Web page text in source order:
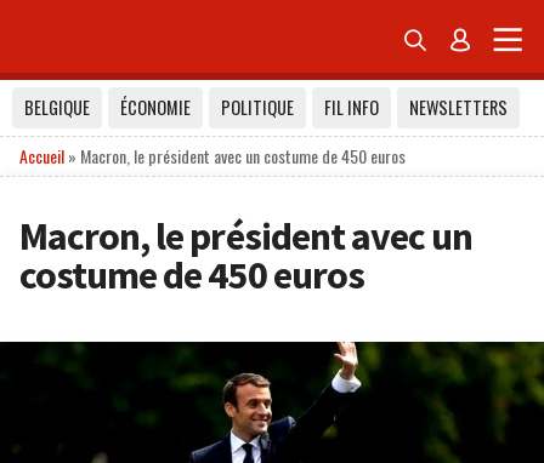
 
BELGIQUE ÉCONOMIE POLITIQUE FIL INFO
NEWSLETTERS
Accueil» Macron, le président avec un costume de 450 euros
Macron, le président avec un
costume de 450 euros